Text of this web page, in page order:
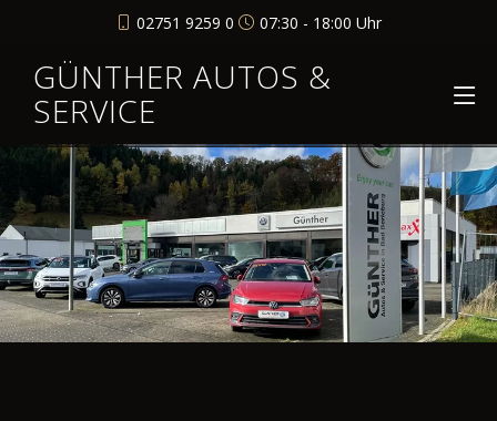
02751 9259 0 07:30 - 18:00 Uhr
GÜNTHER AUTOS &
SERVICE